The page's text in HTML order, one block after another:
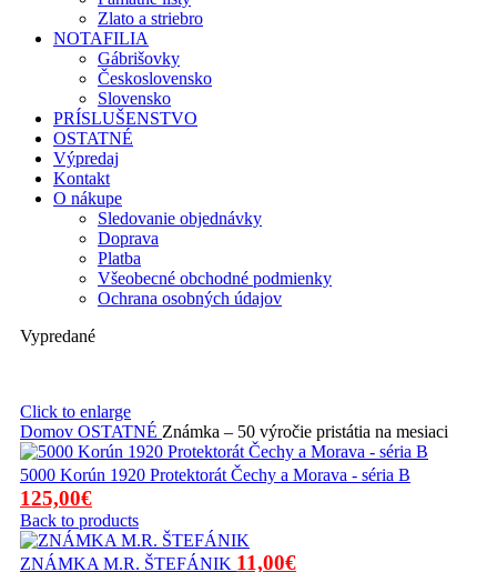
Zlato a striebro
NOTAFILIA
Gábrišovky
Československo
Slovensko
PRÍSLUŠENSTVO
OSTATNÉ
Výpredaj
Kontakt
O nákupe
Sledovanie objednávky
Doprava
Platba
Všeobecné obchodné podmienky
Ochrana osobných údajov
Vypredané
Click to enlarge
Domov OSTATNÉ Známka – 50 výročie pristátia na mesiaci
5000 Korún 1920 Protektorát Čechy a Morava - séria B
Pôvodná
cena
bola:
125,00€Aktuálna
cena
je:
Back to products
ZNÁMKA M.R. ŠTEFÁNIK Pôvodná
11,00€Aktuálna